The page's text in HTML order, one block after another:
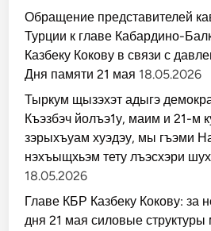
Обращение представителей
Турции к главе Кабардино-
Казбеку Кокову в связи с
Дня памяти 21 мая 18.05.2026
Тыркум щызэхэт адыгэ
Къэзбэч йолъэ1у, маим и 21-м
зэрыхъуам хуэдэу, мы гъэми
нэхъыщхьэм тету лъэсхэри
18.05.2026
Главе КБР Казбеку Кокову: за
дня 21 мая силовые